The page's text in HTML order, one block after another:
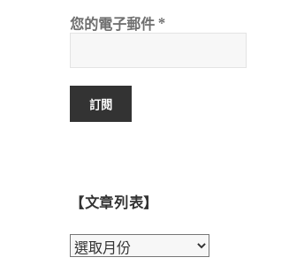
您的電子郵件*
【文章列表】
【文